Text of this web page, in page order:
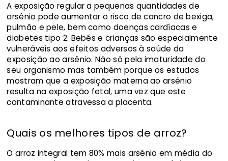
A exposição regular a pequenas quantidades de
arsênio pode aumentar o risco de cancro de bexiga,
pulmão e pele, bem como doenças cardíacas e
diabetes tipo 2. Bebés e crianças são especialmente
vulneráveis aos efeitos adversos à saúde da
exposição ao arsênio. Não só pela imaturidade do
seu organismo mas também porque os estudos
mostram que a exposição materna ao arsénio
resulta na exposição fetal, uma vez que este
contaminante atravessa a placenta.
Quais os melhores tipos de arroz?
O arroz integral tem 80% mais arsénio em média do